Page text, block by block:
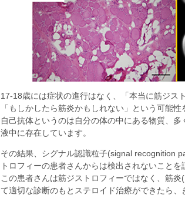
17-18歳には症状の進行はなく、「本当に筋ジス
「もしかしたら筋炎かもしれない」という可能
自己抗体というのは自分の体の中にある物質、
液中に存在しています。
その結果、シグナル認識粒子(signal recognition
トロフィーの患者さんからは検出されないことを
この患者さんは筋ジストロフィーではなく、筋
て適切な診断のもとステロイド治療ができたら、